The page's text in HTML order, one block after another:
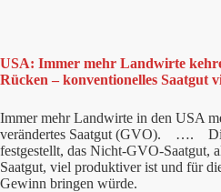
USA: Immer mehr Landwirte
Rücken – konventionelles Saatgut
Immer mehr Landwirte in den USA
verändertes Saatgut (GVO). ….
festgestellt, das Nicht-GVO-Saatgut,
Saatgut, viel produktiver ist und für
Gewinn bringen würde.